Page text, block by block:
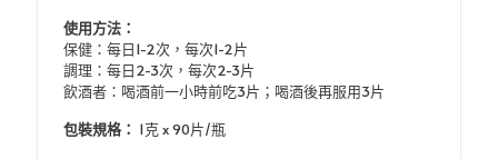
使用方法：
保健：每日1-2次，每次1-2片
調理：每日2-3次，每次2-3片
飲酒者：喝酒前一小時前吃3片；喝酒後再服用3片
包裝規格： 1克 x 90片/瓶